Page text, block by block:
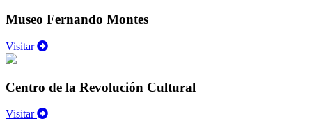
Museo Fernando Montes
Visitar
Centro de la Revolución Cultural
Visitar